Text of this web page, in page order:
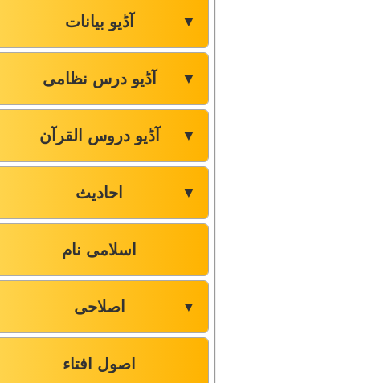
آڈیو بیانات ▼
آڈیو درس نظامی ▼
آڈیو دروس القرآن ▼
احادیث ▼
اسلامی نام
اصلاحی ▼
اصول افتاء